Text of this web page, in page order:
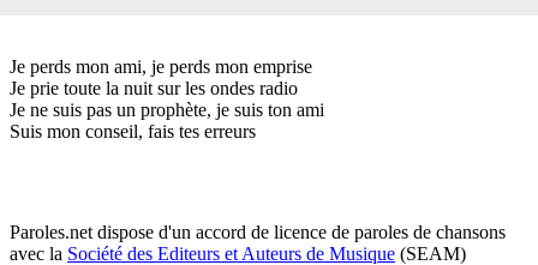
Je perds mon ami, je perds mon emprise
Je prie toute la nuit sur les ondes radio
Je ne suis pas un prophète, je suis ton ami
Suis mon conseil, fais tes erreurs
Paroles.net dispose d'un accord de licence de paroles de chansons
avec la Société des Editeurs et Auteurs de Musique (SEAM)